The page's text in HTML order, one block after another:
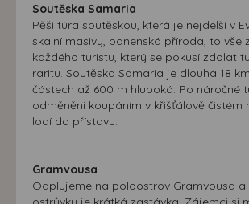
Soutěska Samaria
Pěší túra soutěskou, která je nejdelší v
skalní masivy, panenská příroda, to vše
každého turistu, který se pokusí zdolat
raritu. Soutěska Samaria je dlouhá 18
částech až 600 m hluboká. Po náročné
odměněni koupáním v křišťálově čistém
lodí do přístavu.
Gramvousa
Odplujeme na poloostrov Gramvousa a